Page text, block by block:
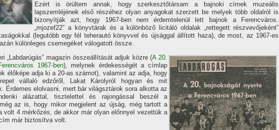
Ezért is örültem annak, hogy szerkesztőtársam a bajnoki cí­mek muzeális
lapszemléjének első részéhez olyan anyagokat szerzett be melyek több oldalról is
bizonyí­tják azt, hogy 1967-ben nem érdemtelenül lett bajnok a Ferencváros.
„mjozef22” a könyvtárak és a különböző licitáló oldalak „rettegett részvevőjeként”
(legutóbb egy fél teherautó könyvvel és újsággal állí­tott haza), de most, az 1967-es
különleges csemegéket válogatott össze.
„Labdarúgás” magazin összeállí­tását adjuk közre (A 20.
1967-ben), melynek érdekességét a cí­mlap
élőképe adja ki a 20-as számot), valamint az adja, hogy
vállaló edzőről, Lakat Károlyról hogyan és mit
Érdemes elolvasni, mert bár világsztárok sora alkotta az
alázattal, tisztelettel és rajongással beszél a
az is, hogy mikor megjelent az újság, még tartott a
volt 4 mérkőzés, de akkor már olyan előnnyel vezettük a
már biztosí­tva volt.